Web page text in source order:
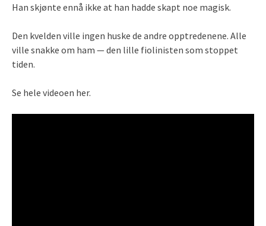
Han skjønte ennå ikke at han hadde skapt noe magisk.
Den kvelden ville ingen huske de andre opptredenene. Alle
ville snakke om ham — den lille fiolinisten som stoppet
tiden.
Se hele videoen her.